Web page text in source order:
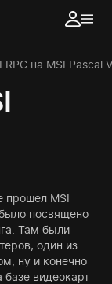
на MSI Pascal
прошел MSI
посвящено
Там были
один из
ну и конечно
видеокарт